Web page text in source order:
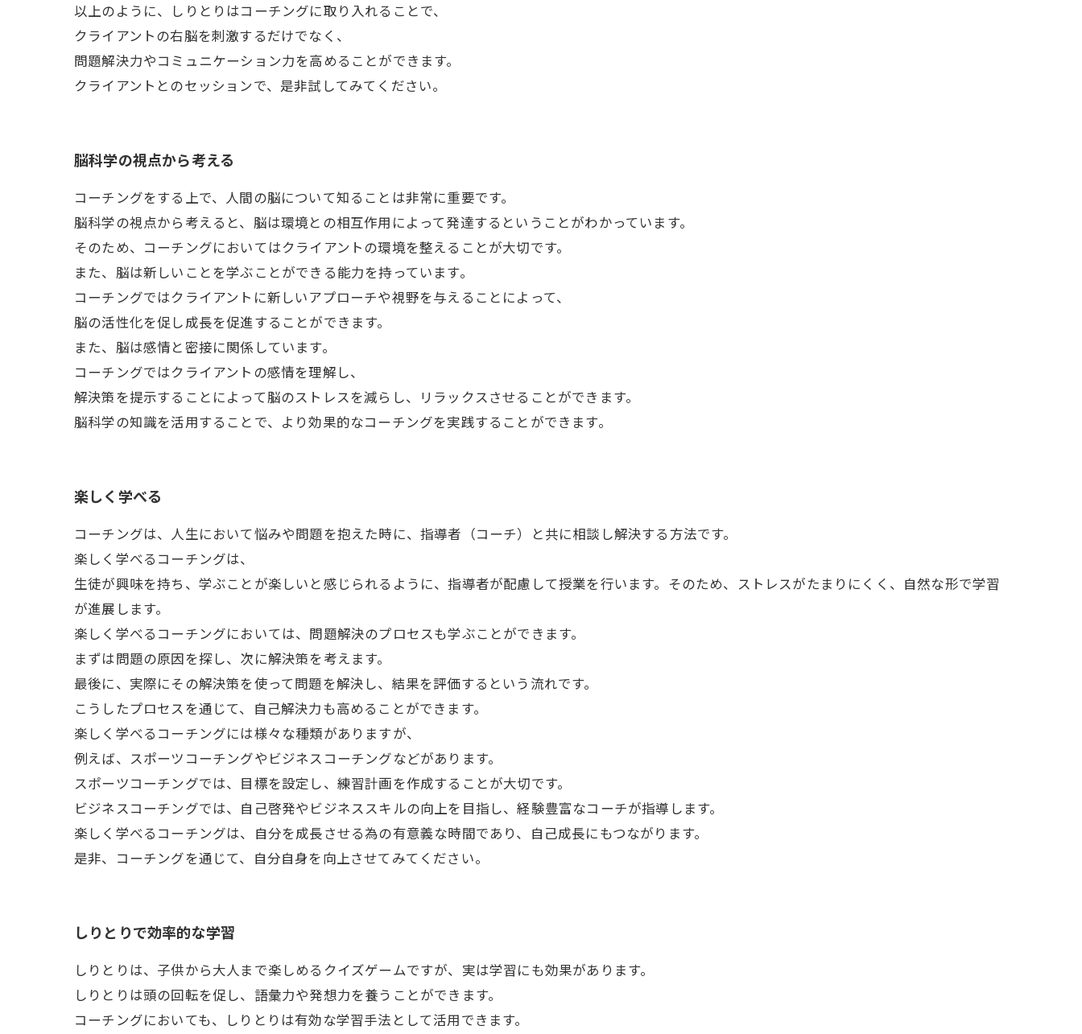
以上のように、しりとりはコーチングに取り入れることで、
クライアントの右脳を刺激するだけでなく、
問題解決力やコミュニケーション力を高めることができます。
クライアントとのセッションで、是非試してみてください。
脳科学の視点から考える
コーチングをする上で、人間の脳について知ることは非常に重要です。
脳科学の視点から考えると、脳は環境との相互作用によって発達するということがわかっています。
そのため、コーチングにおいてはクライアントの環境を整えることが大切です。
また、脳は新しいことを学ぶことができる能力を持っています。
コーチングではクライアントに新しいアプローチや視野を与えることによって、
脳の活性化を促し成長を促進することができます。
また、脳は感情と密接に関係しています。
コーチングではクライアントの感情を理解し、
解決策を提示することによって脳のストレスを減らし、リラックスさせることができます。
脳科学の知識を活用することで、より効果的なコーチングを実践することができます。
楽しく学べる
コーチングは、人生において悩みや問題を抱えた時に、指導者（コーチ）と共に相談し解決する方法です。
楽しく学べるコーチングは、
生徒が興味を持ち、学ぶことが楽しいと感じられるように、指導者が配慮して授業を行います。そのため、ストレスがたまりにくく、自然な形で学習
が進展します。
楽しく学べるコーチングにおいては、問題解決のプロセスも学ぶことができます。
まずは問題の原因を探し、次に解決策を考えます。
最後に、実際にその解決策を使って問題を解決し、結果を評価するという流れです。
こうしたプロセスを通じて、自己解決力も高めることができます。
楽しく学べるコーチングには様々な種類がありますが、
例えば、スポーツコーチングやビジネスコーチングなどがあります。
スポーツコーチングでは、目標を設定し、練習計画を作成することが大切です。
ビジネスコーチングでは、自己啓発やビジネススキルの向上を目指し、経験豊富なコーチが指導します。
楽しく学べるコーチングは、自分を成長させる為の有意義な時間であり、自己成長にもつながります。
是非、コーチングを通じて、自分自身を向上させてみてください。
しりとりで効率的な学習
しりとりは、子供から大人まで楽しめるクイズゲームですが、実は学習にも効果があります。
しりとりは頭の回転を促し、語彙力や発想力を養うことができます。
コーチングにおいても、しりとりは有効な学習手法として活用できます。